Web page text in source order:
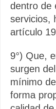
dentro de
servicios,
artículo
9°) Que,
surgen
mínimo
forma